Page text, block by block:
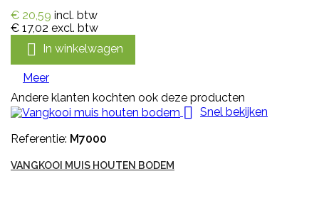
€ 20,59 incl. btw
€ 17,02 excl. btw
 In winkelwagen
Meer
Andere klanten kochten ook deze producten
 Snel bekijken
Referentie: M7000
VANGKOOI MUIS HOUTEN BODEM